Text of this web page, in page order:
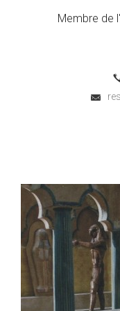
Membre de